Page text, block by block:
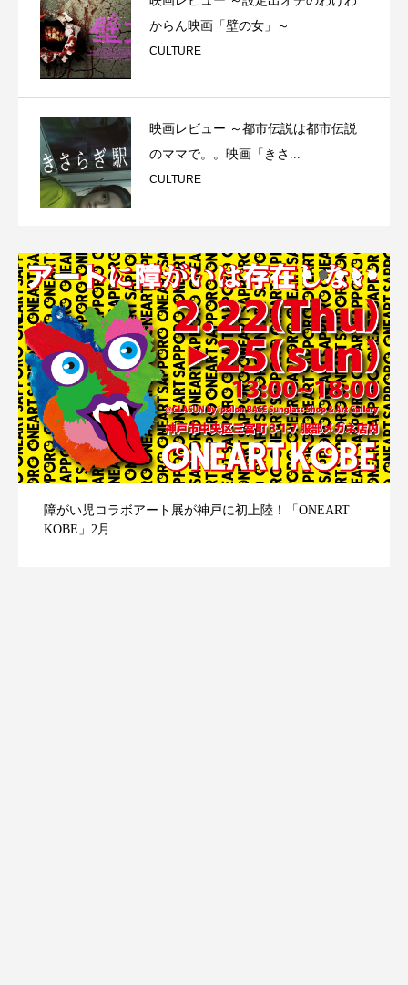
からん映画「壁の女」～
CULTURE
映画レビュー ～都市伝説は都市伝説
のママで。。映画「きさ...
CULTURE
障がい児コラボアート展が神戸に初上陸！「ONEART
KOBE」2月...